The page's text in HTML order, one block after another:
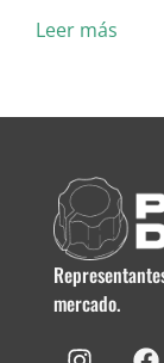
Leer más
mercado.